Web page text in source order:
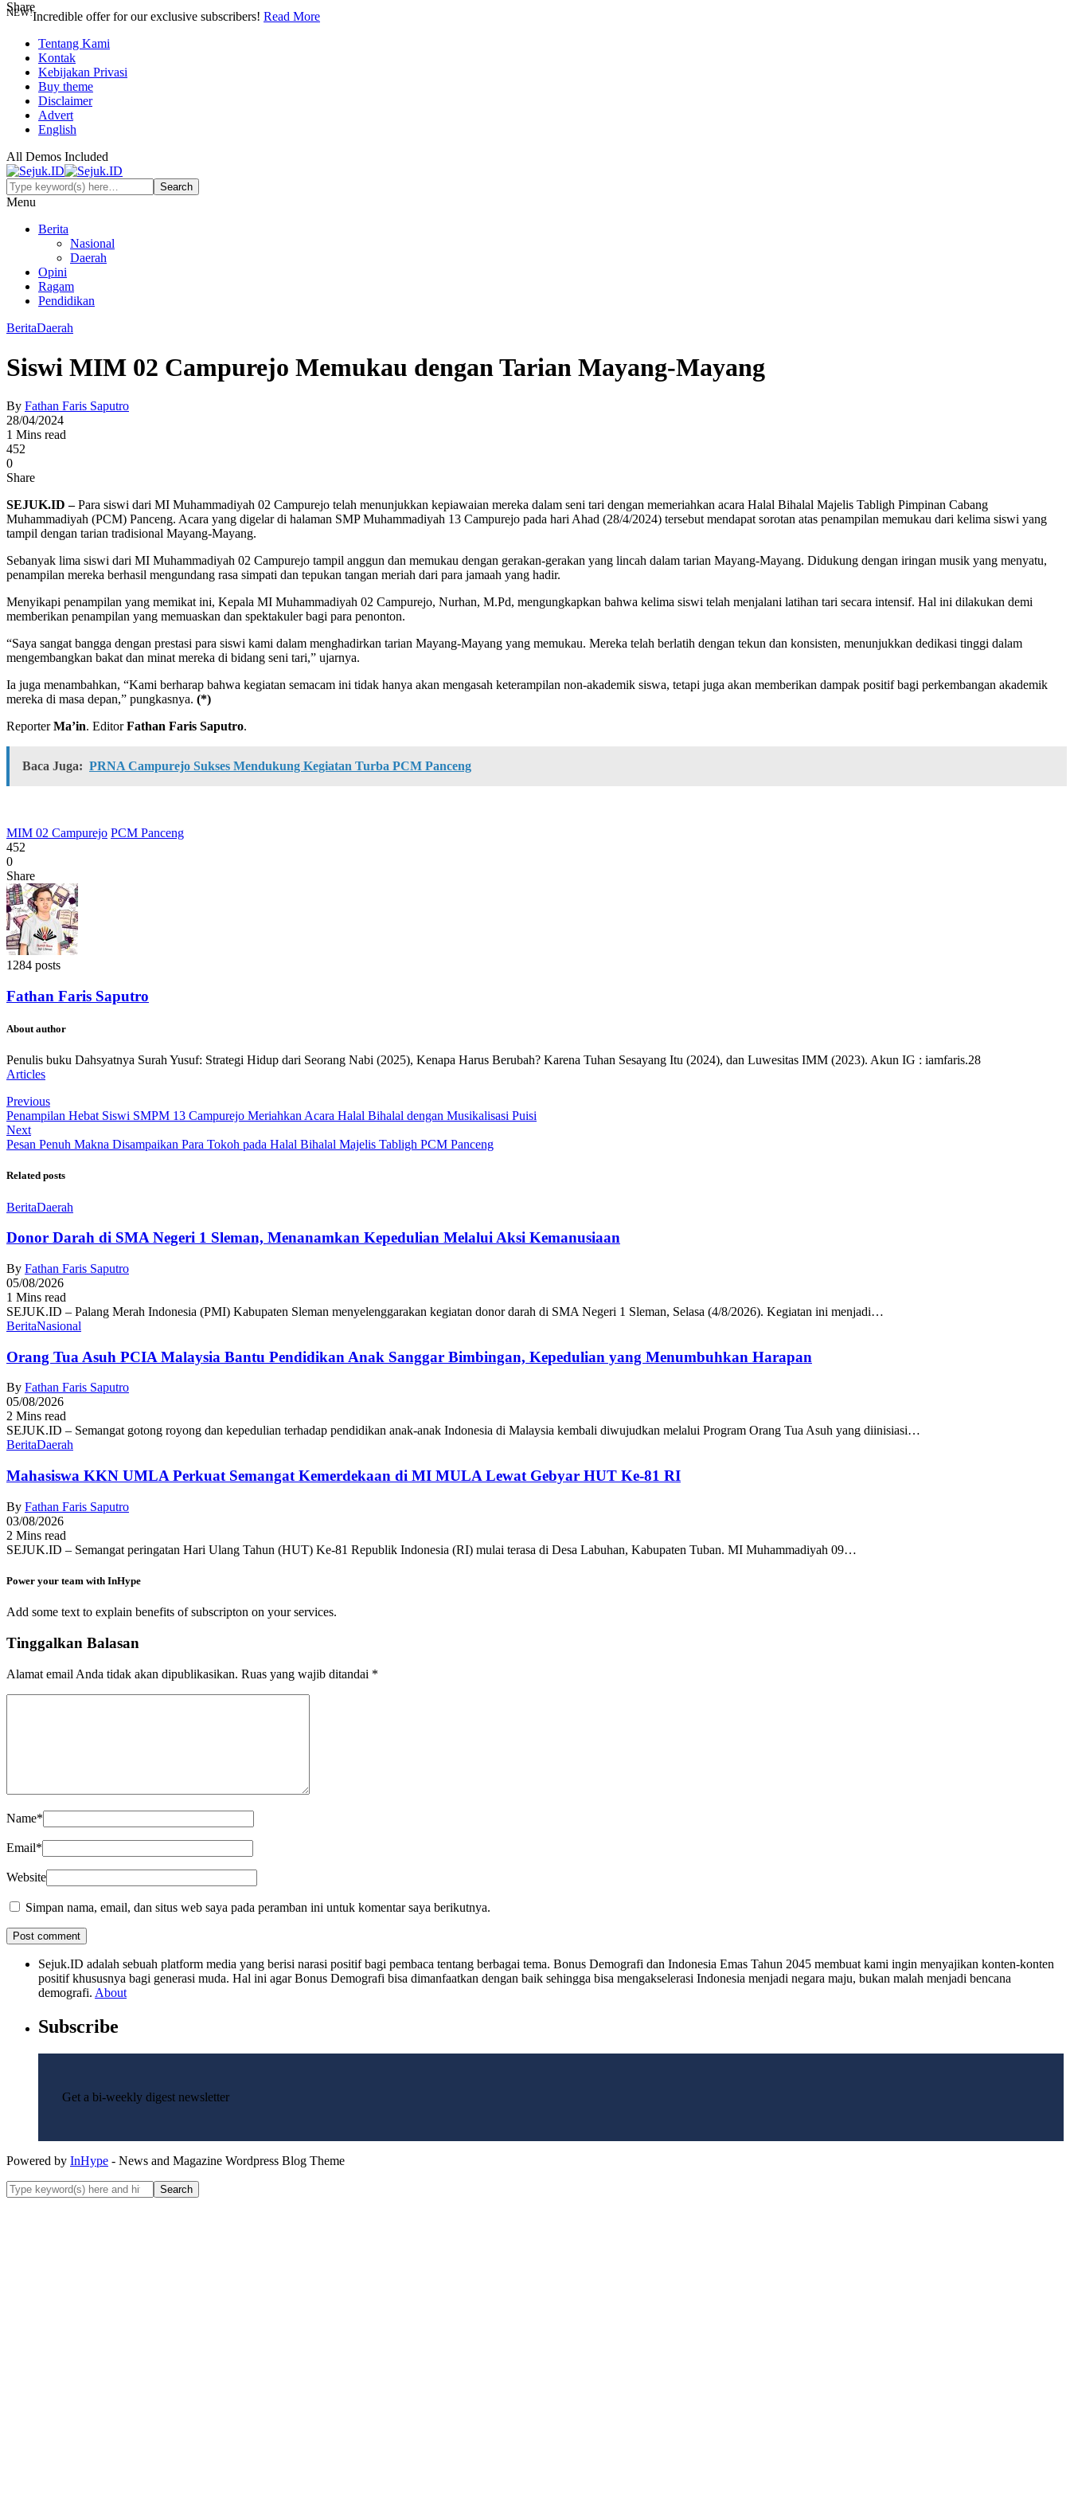
NEW!Incredible offer for our exclusive subscribers! Read More
Tentang Kami
Kontak
Kebijakan Privasi
Buy theme
Disclaimer
Advert
English
All Demos Included
Menu
Berita
Nasional
Daerah
Opini
Ragam
Pendidikan
BeritaDaerah
Siswi MIM 02 Campurejo Memukau dengan Tarian Mayang-Mayang
By Fathan Faris Saputro
28/04/2024
1 Mins read
452
0
Share
SEJUK.ID –Para siswi dari MI Muhammadiyah 02 Campurejo telah menunjukkan kepiawaian mereka dalam seni tari dengan memeriahkan acara Halal Bihalal Majelis Tabligh Pimpinan Cabang
Muhammadiyah (PCM) Panceng. Acara yang digelar di halaman SMP Muhammadiyah 13 Campurejo pada hari Ahad (28/4/2024) tersebut mendapat sorotan atas penampilan memukau dari kelima siswi yang
tampil dengan tarian tradisional Mayang-Mayang.
Sebanyak lima siswi dari MI Muhammadiyah 02 Campurejo tampil anggun dan memukau dengan gerakan-gerakan yang lincah dalam tarian Mayang-Mayang. Didukung dengan iringan musik yang menyatu,
penampilan mereka berhasil mengundang rasa simpati dan tepukan tangan meriah dari para jamaah yang hadir.
Menyikapi penampilan yang memikat ini, Kepala MI Muhammadiyah 02 Campurejo, Nurhan, M.Pd, mengungkapkan bahwa kelima siswi telah menjalani latihan tari secara intensif. Hal ini dilakukan demi
memberikan penampilan yang memuaskan dan spektakuler bagi para penonton.
“Saya sangat bangga dengan prestasi para siswi kami dalam menghadirkan tarian Mayang-Mayang yang memukau. Mereka telah berlatih dengan tekun dan konsisten, menunjukkan dedikasi tinggi dalam
mengembangkan bakat dan minat mereka di bidang seni tari,” ujarnya.
Ia juga menambahkan, “Kami berharap bahwa kegiatan semacam ini tidak hanya akan mengasah keterampilan non-akademik siswa, tetapi juga akan memberikan dampak positif bagi perkembangan akademik
mereka di masa depan,” pungkasnya. (*)
ReporterMa’in. EditorFathan Faris Saputro.
Baca Juga: PRNA Campurejo Sukses Mendukung Kegiatan Turba PCM Panceng
Share
MIM 02 Campurejo PCM Panceng
452
0
Share
1284 posts
Fathan Faris Saputro
About author
Penulis buku Dahsyatnya Surah Yusuf: Strategi Hidup dari Seorang Nabi (2025), Kenapa Harus Berubah? Karena Tuhan Sesayang Itu (2024), dan Luwesitas IMM (2023). Akun IG : iamfaris.28
Articles
Previous
Penampilan Hebat Siswi SMPM 13 Campurejo Meriahkan Acara Halal Bihalal dengan Musikalisasi Puisi
Next
Pesan Penuh Makna Disampaikan Para Tokoh pada Halal Bihalal Majelis Tabligh PCM Panceng
Related posts
BeritaDaerah
Donor Darah di SMA Negeri 1 Sleman, Menanamkan Kepedulian Melalui Aksi Kemanusiaan
By Fathan Faris Saputro
05/08/2026
1 Mins read
SEJUK.ID – Palang Merah Indonesia (PMI) Kabupaten Sleman menyelenggarakan kegiatan donor darah di SMA Negeri 1 Sleman, Selasa (4/8/2026). Kegiatan ini menjadi…
BeritaNasional
Orang Tua Asuh PCIA Malaysia Bantu Pendidikan Anak Sanggar Bimbingan, Kepedulian yang Menumbuhkan Harapan
By Fathan Faris Saputro
05/08/2026
2 Mins read
SEJUK.ID – Semangat gotong royong dan kepedulian terhadap pendidikan anak-anak Indonesia di Malaysia kembali diwujudkan melalui Program Orang Tua Asuh yang diinisiasi…
BeritaDaerah
Mahasiswa KKN UMLA Perkuat Semangat Kemerdekaan di MI MULA Lewat Gebyar HUT Ke-81 RI
By Fathan Faris Saputro
03/08/2026
2 Mins read
SEJUK.ID – Semangat peringatan Hari Ulang Tahun (HUT) Ke-81 Republik Indonesia (RI) mulai terasa di Desa Labuhan, Kabupaten Tuban. MI Muhammadiyah 09…
Power your team with InHype
Add some text to explain benefits of subscripton on your services.
Tinggalkan Balasan
Alamat email Anda tidak akan dipublikasikan. Ruas yang wajib ditandai *
Name*
Email*
Website
Simpan nama, email, dan situs web saya pada peramban ini untuk komentar saya berikutnya.
Sejuk.ID adalah sebuah platform media yang berisi narasi positif bagi pembaca tentang berbagai tema. Bonus Demografi dan Indonesia Emas Tahun 2045 membuat kami ingin menyajikan konten-konten
positif khususnya bagi generasi muda. Hal ini agar Bonus Demografi bisa dimanfaatkan dengan baik sehingga bisa mengakselerasi Indonesia menjadi negara maju, bukan malah menjadi bencana
demografi. About
Subscribe
Get a bi-weekly digest newsletter
Powered by InHype - News and Magazine Wordpress Blog Theme